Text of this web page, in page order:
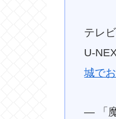
テレ
U-
城で
— 「